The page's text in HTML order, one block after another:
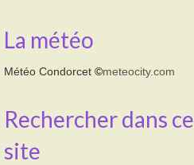
La météo
Météo Condorcet©meteocity.com
Rechercher dans ce
site